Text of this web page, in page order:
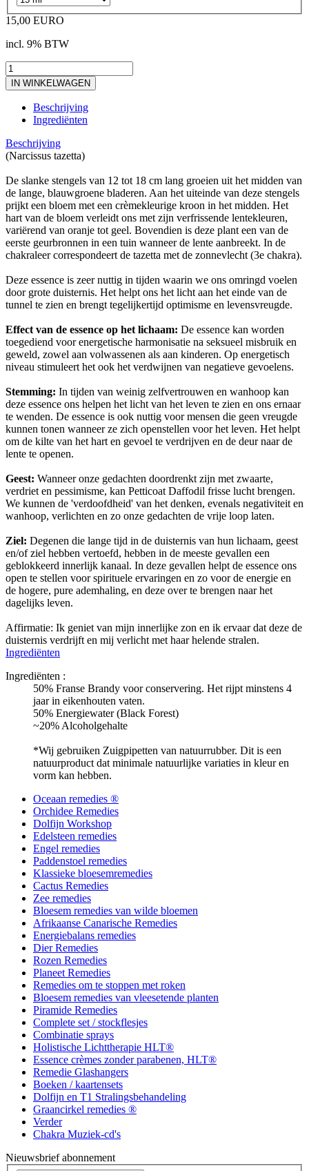
15,00 EURO
incl. 9% BTW
Beschrijving
Ingrediënten
Beschrijving
(Narcissus tazetta)
De slanke stengels van 12 tot 18 cm lang groeien uit het midden van
de lange, blauwgroene bladeren. Aan het uiteinde van deze stengels
prijkt een bloem met een crèmekleurige kroon in het midden. Het
hart van de bloem verleidt ons met zijn verfrissende lentekleuren,
variërend van oranje tot geel. Bovendien is deze plant een van de
eerste geurbronnen in een tuin wanneer de lente aanbreekt. In de
chakraleer correspondeert de tazetta met de zonnevlecht (3e chakra).
Deze essence is zeer nuttig in tijden waarin we ons omringd voelen
door grote duisternis. Het helpt ons het licht aan het einde van de
tunnel te zien en brengt tegelijkertijd optimisme en levensvreugde.
Effect van de essence op het lichaam: De essence kan worden
toegediend voor energetische harmonisatie na seksueel misbruik en
geweld, zowel aan volwassenen als aan kinderen. Op energetisch
niveau stimuleert het ook het verdwijnen van negatieve gevoelens.
Stemming: In tijden van weinig zelfvertrouwen en wanhoop kan
deze essence ons helpen het licht van het leven te zien en ons ernaar
te wenden. De essence is ook nuttig voor mensen die geen vreugde
kunnen tonen wanneer ze zich openstellen voor het leven. Het helpt
om de kilte van het hart en gevoel te verdrijven en de deur naar de
lente te openen.
Geest: Wanneer onze gedachten doordrenkt zijn met zwaarte,
verdriet en pessimisme, kan Petticoat Daffodil frisse lucht brengen.
We kunnen de 'verdoofdheid' van het denken, evenals negativiteit en
wanhoop, verlichten en zo onze gedachten de vrije loop laten.
Ziel: Degenen die lange tijd in de duisternis van hun lichaam, geest
en/of ziel hebben vertoefd, hebben in de meeste gevallen een
geblokkeerd innerlijk kanaal. In deze gevallen helpt de essence ons
open te stellen voor spirituele ervaringen en zo voor de energie en
de hogere, pure ademhaling, en deze over te brengen naar het
dagelijks leven.
Affirmatie: Ik geniet van mijn innerlijke zon en ik ervaar dat deze de
duisternis verdrijft en mij verlicht met haar helende stralen.
Ingrediënten
Ingrediënten :
50% Franse Brandy voor conservering. Het rijpt minstens 4
jaar in eikenhouten vaten.
50% Energiewater (Black Forest)
~20% Alcoholgehalte
*Wij gebruiken Zuigpipetten van natuurrubber. Dit is een
natuurproduct dat minimale natuurlijke variaties in kleur en
vorm kan hebben.
Oceaan remedies ®
Orchidee Remedies
Dolfijn Workshop
Edelsteen remedies
Engel remedies
Paddenstoel remedies
Klassieke bloesemremedies
Cactus Remedies
Zee remedies
Bloesem remedies van wilde bloemen
Afrikaanse Canarische Remedies
Energiebalans remedies
Dier Remedies
Rozen Remedies
Planeet Remedies
Remedies om te stoppen met roken
Bloesem remedies van vleesetende planten
Piramide Remedies
Complete set / stockflesjes
Combinatie sprays
Holistische Lichttherapie HLT®
Essence crèmes zonder parabenen, HLT®
Remedie Glashangers
Boeken / kaartensets
Dolfijn en T1 Stralingsbehandeling
Graancirkel remedies ®
Verder
Chakra Muziek-cd's
Nieuwsbrief abonnement